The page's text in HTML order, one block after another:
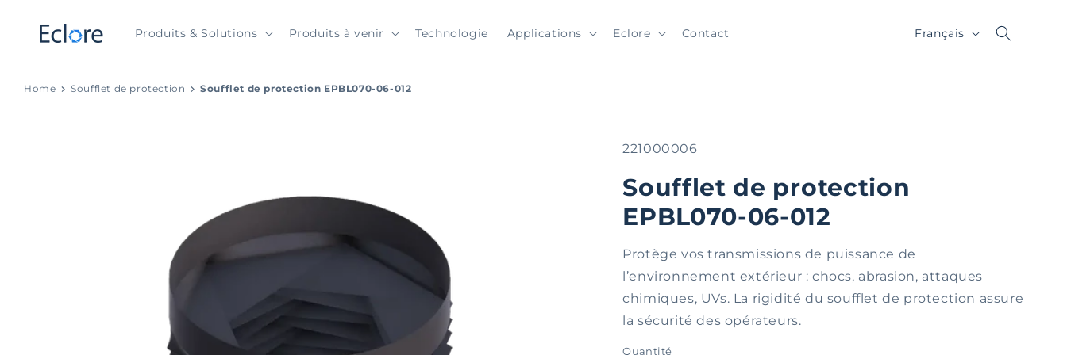
contenu
Produits & Solutions Produits à venir Technologie Applications Eclore Contact Langue
Français
Home Soufflet de protection Soufflet de protection EPBL070-06-012
SKU:
221000006
Soufflet de protection
EPBL070-06-012
Protège vos transmissions de puissance de
l’environnement extérieur : chocs, abrasion, attaques
chimiques, UVs. La rigidité du soufflet de protection assure
la sécurité des opérateurs.
Quantité